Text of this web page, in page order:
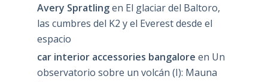
Avery Spratlingen El glaciar del Baltoro,
las cumbres del K2 y el Everest desde el
espacio
car interior accessories bangalore en Un
observatorio sobre un volcán (I): Mauna